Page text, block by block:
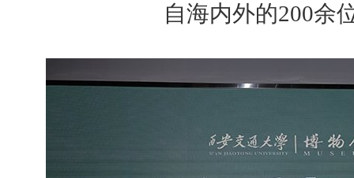
自海内外的200余